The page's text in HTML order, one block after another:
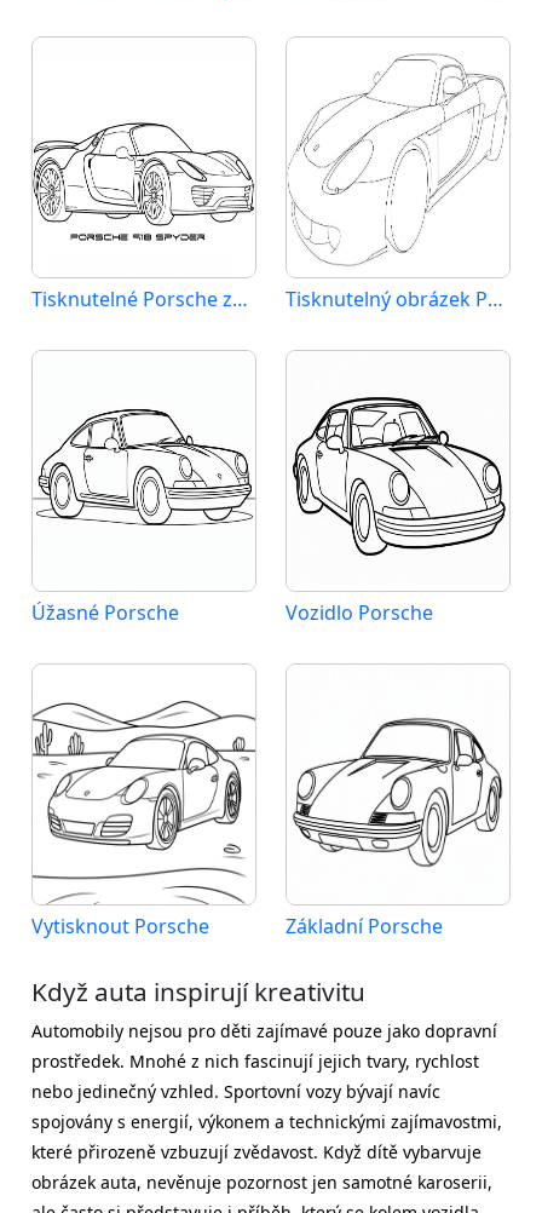
Tisknutelné Porsche zdarma Tisknutelný obrázek Porsche
Úžasné Porsche Vozidlo Porsche
Vytisknout Porsche Základní Porsche
Když auta inspirují kreativitu
Automobily nejsou pro děti zajímavé pouze jako dopravní
prostředek. Mnohé z nich fascinují jejich tvary, rychlost
nebo jedinečný vzhled. Sportovní vozy bývají navíc
spojovány s energií, výkonem a technickými zajímavostmi,
které přirozeně vzbuzují zvědavost. Když dítě vybarvuje
obrázek auta, nevěnuje pozornost jen samotné karoserii,